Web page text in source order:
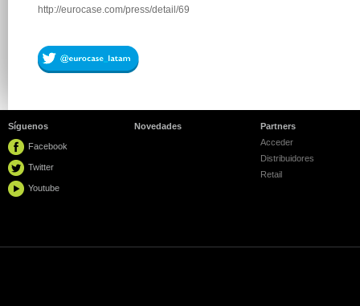
http://eurocase.com/press/detail/69
Síguenos
Facebook
Twitter
Youtube
Novedades
Partners
Acceder
Distribuidores
Retail